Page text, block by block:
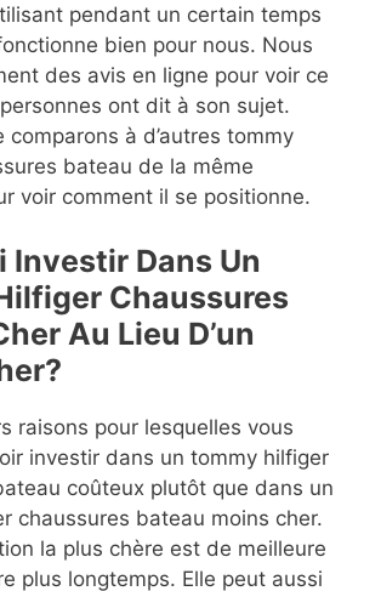
pendant un certain temps
bien pour nous. Nous
des avis en ligne pour voir ce
personnes ont dit à son sujet.
comparons à d’autres tommy
bateau de la même
voir comment il se positionne.
Investir Dans Un
Chaussures
Au Lieu D’un
raisons pour lesquelles vous
investir dans un tommy hilfiger
coûteux plutôt que dans un
chaussures bateau moins cher.
la plus chère est de meilleure
plus longtemps. Elle peut aussi